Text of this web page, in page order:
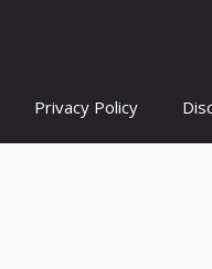
Privacy Policy